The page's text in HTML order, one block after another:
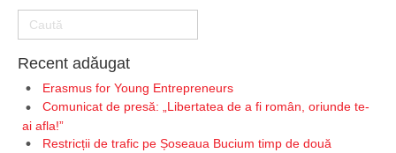
Recent adăugat
Erasmus for Young Entrepreneurs
Comunicat de presă: „Libertatea de a fi român, oriunde te-
ai afla!”
Restricții de trafic pe Șoseaua Bucium timp de două